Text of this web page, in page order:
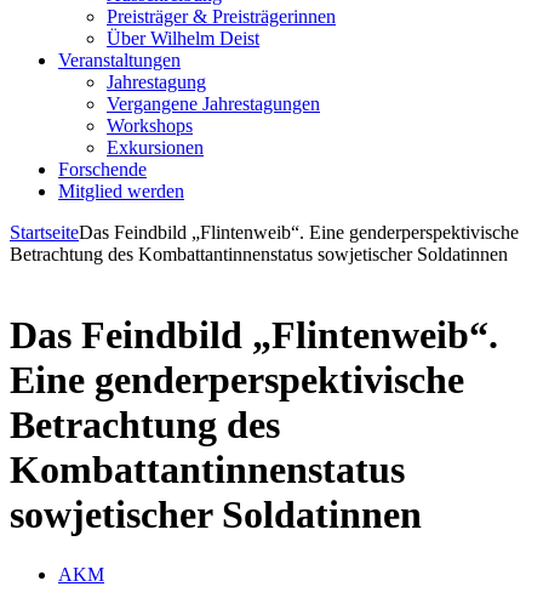
Preisträger & Preisträgerinnen
Über Wilhelm Deist
Veranstaltungen
Jahrestagung
Vergangene Jahrestagungen
Workshops
Exkursionen
Forschende
Mitglied werden
StartseiteDas Feindbild „Flintenweib“. Eine genderperspektivische
Betrachtung des Kombattantinnenstatus sowjetischer Soldatinnen
Das Feindbild „Flintenweib“.
Eine genderperspektivische
Betrachtung des
Kombattantinnenstatus
sowjetischer Soldatinnen
AKM